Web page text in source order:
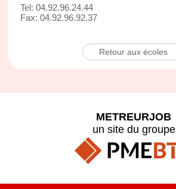
Tel: 04.92.96.24.44
Fax: 04.92.96.92.37
Retour aux écoles
METREURJOB
un site du groupe